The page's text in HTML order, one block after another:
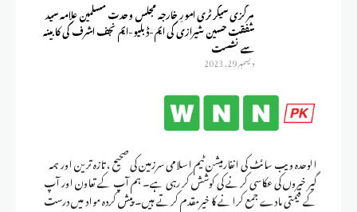
الوحدہ ویب سائٹ کی انفارمیشن ٹیم اسلامی سرزمین کی صحیح ، تازہ ترین اور ہمہ
گیر خبروں کی عکاسی کرنے کی کوشش کر رہی ہے۔ ہم آپ کے تعاون اور آپ
کے قیمتی مادے جمع کرانے کا خیرمقدم کرتے ہیں۔ پیش کردہ مواد میں درست
مرکزی سیکرٹری امورِ خارجہ مجلس وحدت مسلمین علامہ سید
شفقت حسین شیرازی کی ایم-ڈبلیو-ایم نجف اشرف کی کابینہ
سے نشست
ديسمبر 29, 2023